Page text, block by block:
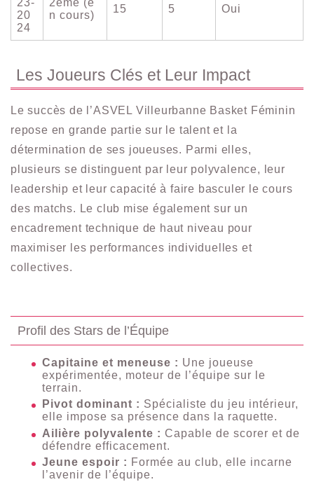
20
24
n cours)
15 5 Oui
Les Joueurs Clés et Leur Impact
Le succès de l’ASVEL Villeurbanne Basket Féminin
repose en grande partie sur le talent et la
détermination de ses joueuses. Parmi elles,
plusieurs se distinguent par leur polyvalence, leur
leadership et leur capacité à faire basculer le cours
des matchs. Le club mise également sur un
encadrement technique de haut niveau pour
maximiser les performances individuelles et
collectives.
Profil des Stars de l’Équipe
Capitaine et meneuse : Une joueuse
expérimentée, moteur de l’équipe sur le
terrain.
Pivot dominant : Spécialiste du jeu intérieur,
elle impose sa présence dans la raquette.
Ailière polyvalente : Capable de scorer et de
défendre efficacement.
Jeune espoir : Formée au club, elle incarne
l’avenir de l’équipe.